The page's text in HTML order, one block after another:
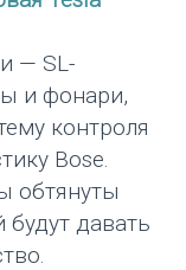
— SL-
и фонари,
контроля
Bose.
обтянуты
давать